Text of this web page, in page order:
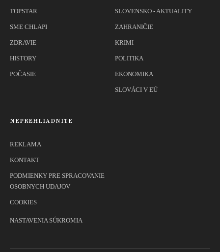
TOPSTAR
SME CHLAPI
ZDRAVIE
HISTORY
POČASIE
SLOVENSKO - AKTUALITY
ZAHRANIČIE
KRIMI
POLITIKA
EKONOMIKA
SLOVÁCI V EÚ
NEPREHLIADNITE
REKLAMA
KONTAKT
PODMIENKY PRE SPRACOVANIE
OSOBNYCH UDAJOV
COOKIES
NASTAVENIA SÚKROMIA